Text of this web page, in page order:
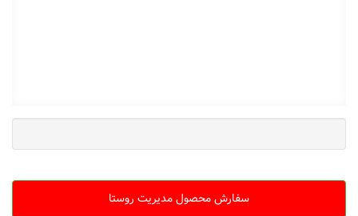
سفارش محصول مدیریت روستا